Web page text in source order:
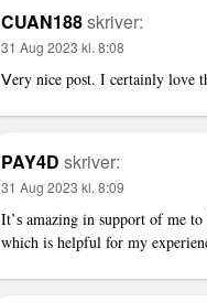
CUAN188skriver:
31 Aug 2023 kl. 8:08
Ⅴery nice post. I certainly love
PAY4D skriver:
31 Aug 2023 kl. 8:09
It’ѕ amazing in support of me to
which is helpful for my